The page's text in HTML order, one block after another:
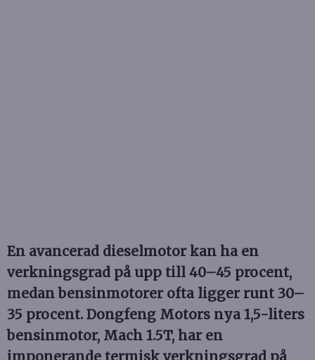
En avancerad dieselmotor kan ha en
verkningsgrad på upp till 40–45 procent,
medan bensinmotorer ofta ligger runt 30–
35 procent. Dongfeng Motors nya 1,5-liters
bensinmotor, Mach 1.5T, har en
imponerande termisk verkningsgrad på